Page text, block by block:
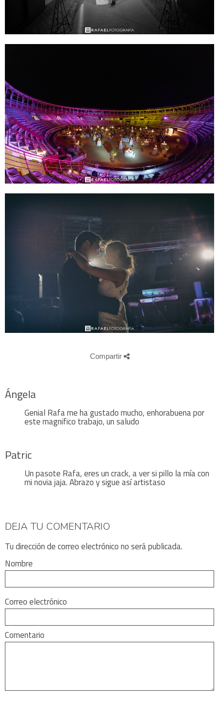
Compartir
Ángela
Genial Rafa me ha gustado mucho, enhorabuena por
este magnifico trabajo, un saludo
Patric
Un pasote Rafa, eres un crack, a ver si pillo la mía con
mi novia jaja. Abrazo y sigue así artistaso
DEJA TU COMENTARIO
Tu dirección de correo electrónico no será publicada.
Nombre
Correo electrónico
Comentario